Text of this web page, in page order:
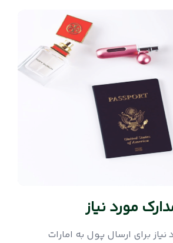
مورد نیاز
برای ارسال پول به امارات